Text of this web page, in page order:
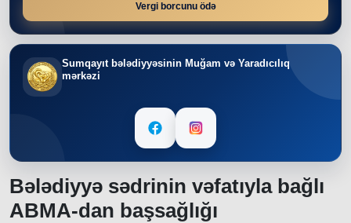
Vergi borcunu ödə
Sumqayıt bələdiyyəsinin Muğam və Yaradıcılıq
mərkəzi
Bələdiyyə sədrinin vəfatıyla bağlı
ABMA-dan başsağlığı